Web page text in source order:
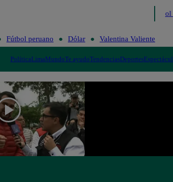
Fútbol
Fútbol peruano Dólar Valentina Valiente
PolíticaLimaMundoTe ayudoTendenciasDeportes